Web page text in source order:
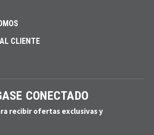
CLIENTE
CONECTADO
recibir ofertas exclusivas y